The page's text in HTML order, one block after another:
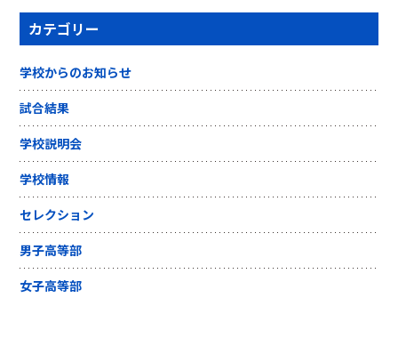
カテゴリー
学校からのお知らせ
試合結果
学校説明会
学校情報
セレクション
男子高等部
女子高等部